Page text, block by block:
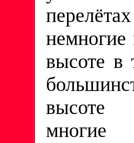
немногие
высоте в
высоте